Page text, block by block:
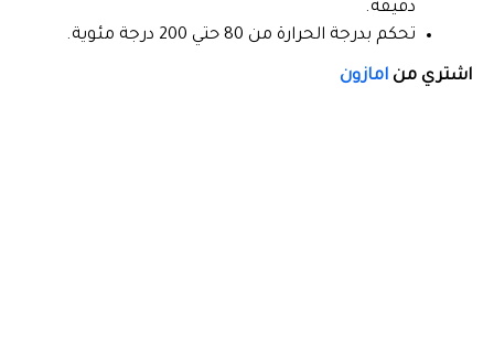
دقيقة.
تحكم بدرجة الحرارة من 80 حتي 200 درجة مئوية.
اشتري من امازون